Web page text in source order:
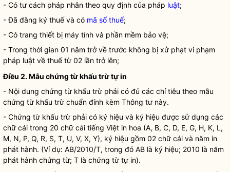
- Có tư cách pháp nhân theo quy định của pháp luật;
- Đã đăng ký thuế và có mã số thuế;
- Có trang thiết bị máy tính và phần mềm bảo vệ;
- Trong thời gian 01 năm trở về trước không bị xử phạt vi phạm
pháp luật về thuế từ 02 lần trở lên;
Điều 2. Mẫu chứng từ khấu trừ tự in
- Nội dung chứng từ khấu trừ phải có đủ các chỉ tiêu theo mẫu
chứng từ khấu trừ chuẩn đính kèm Thông tư này.
- Chứng từ khấu trừ phải có ký hiệu và ký hiệu được sử dụng các
chữ cái trong 20 chữ cái tiếng Việt in hoa (A, B, C, D, E, G, H, K, L,
M, N, P, Q, R, S, T, U, V, X, Y), ký hiệu gồm 02 chữ cái và năm in
phát hành. (Ví dụ: AB/2010/T, trong đó AB là ký hiệu; 2010 là năm
phát hành chứng từ; T là chứng từ tự in).